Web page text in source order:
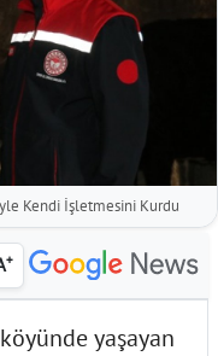
Kendi İşletmesini Kurdu
+
yaşayan